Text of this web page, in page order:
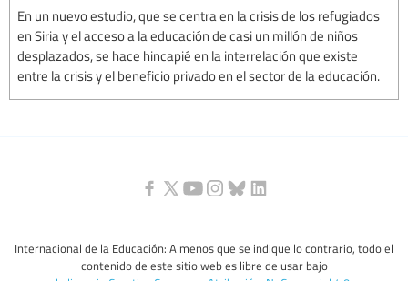
En un nuevo estudio, que se centra en la crisis de los refugiados
en Siria y el acceso a la educación de casi un millón de niños
desplazados, se hace hincapié en la interrelación que existe
entre la crisis y el beneficio privado en el sector de la educación.
Internacional de la Educación: A menos que se indique lo contrario, todo el
contenido de este sitio web es libre de usar bajo